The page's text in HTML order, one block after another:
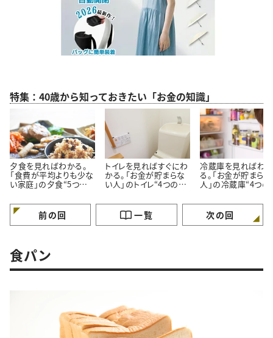
特集：40歳から知っておきたい「お金の知識」
夕食を見ればわかる。
「食費が平均よりも少な
い家庭」の夕食“5つの
トイレを見ればすぐにわ
かる。「お金が貯まらな
い人」のトイレ“4つの特
冷蔵庫を見ればわか
る。「お金が貯まら
人」の冷蔵庫“4つの
前の回 一覧 次の回
食パン